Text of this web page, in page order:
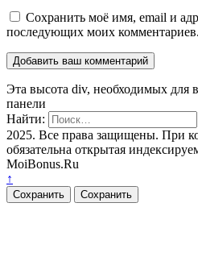
Сохранить моё имя, email и
последующих моих комментариев.
Эта высота div, необходимых для
панели
Найти:
2025. Все права защищены. При
обязательна открытая
MoiBonus.Ru
↑